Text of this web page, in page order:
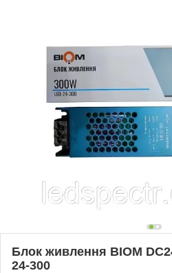
Блок живлення BIOM
24-300